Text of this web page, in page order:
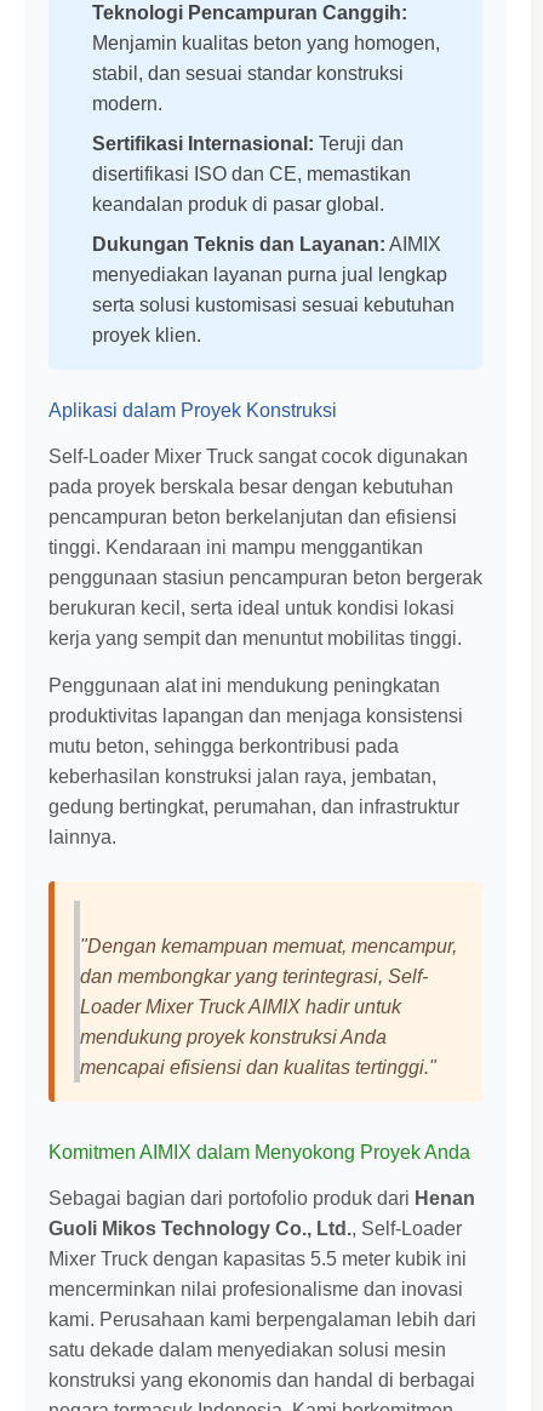
Teknologi Pencampuran Canggih:
Menjamin kualitas beton yang homogen,
stabil, dan sesuai standar konstruksi
modern.
Sertifikasi Internasional: Teruji dan
disertifikasi ISO dan CE, memastikan
keandalan produk di pasar global.
Dukungan Teknis dan Layanan: AIMIX
menyediakan layanan purna jual lengkap
serta solusi kustomisasi sesuai kebutuhan
proyek klien.
Aplikasi dalam Proyek Konstruksi
Self-Loader Mixer Truck sangat cocok digunakan
pada proyek berskala besar dengan kebutuhan
pencampuran beton berkelanjutan dan efisiensi
tinggi. Kendaraan ini mampu menggantikan
penggunaan stasiun pencampuran beton bergerak
berukuran kecil, serta ideal untuk kondisi lokasi
kerja yang sempit dan menuntut mobilitas tinggi.
Penggunaan alat ini mendukung peningkatan
produktivitas lapangan dan menjaga konsistensi
mutu beton, sehingga berkontribusi pada
keberhasilan konstruksi jalan raya, jembatan,
gedung bertingkat, perumahan, dan infrastruktur
lainnya.
"Dengan kemampuan memuat, mencampur,
dan membongkar yang terintegrasi, Self-
Loader Mixer Truck AIMIX hadir untuk
mendukung proyek konstruksi Anda
mencapai efisiensi dan kualitas tertinggi."
Komitmen AIMIX dalam Menyokong Proyek Anda
Sebagai bagian dari portofolio produk dari Henan
Guoli Mikos Technology Co., Ltd., Self-Loader
Mixer Truck dengan kapasitas 5.5 meter kubik ini
mencerminkan nilai profesionalisme dan inovasi
kami. Perusahaan kami berpengalaman lebih dari
satu dekade dalam menyediakan solusi mesin
konstruksi yang ekonomis dan handal di berbagai